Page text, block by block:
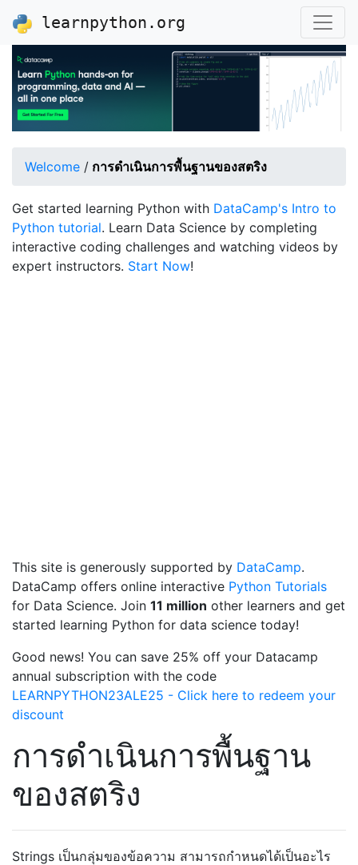
learnpython.org
Welcome / การดำเนินการพื้นฐานของสตริง
Get started learning Python with DataCamp's Intro to
Python tutorial. Learn Data Science by completing
interactive coding challenges and watching videos by
expert instructors. Start Now!
This site is generously supported by DataCamp.
DataCamp offers online interactive Python Tutorials
for Data Science. Join 11 million other learners and get
started learning Python for data science today!
Good news! You can save 25% off your Datacamp
annual subscription with the code
LEARNPYTHON23ALE25 - Click here to redeem your
discount
การดำเนินการพื้นฐาน
ของสตริง
Strings เป็นกลุ่มของข้อความ สามารถกำหนดได้เป็นอะไร